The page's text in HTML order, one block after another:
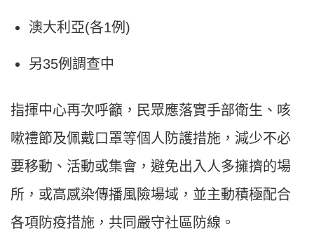
澳大利亞(各1例)
另35例調查中
指揮中心再次呼籲，民眾應落實手部衛生、咳
嗽禮節及佩戴口罩等個人防護措施，減少不必
要移動、活動或集會，避免出入人多擁擠的場
所，或高感染傳播風險場域，並主動積極配合
各項防疫措施，共同嚴守社區防線。